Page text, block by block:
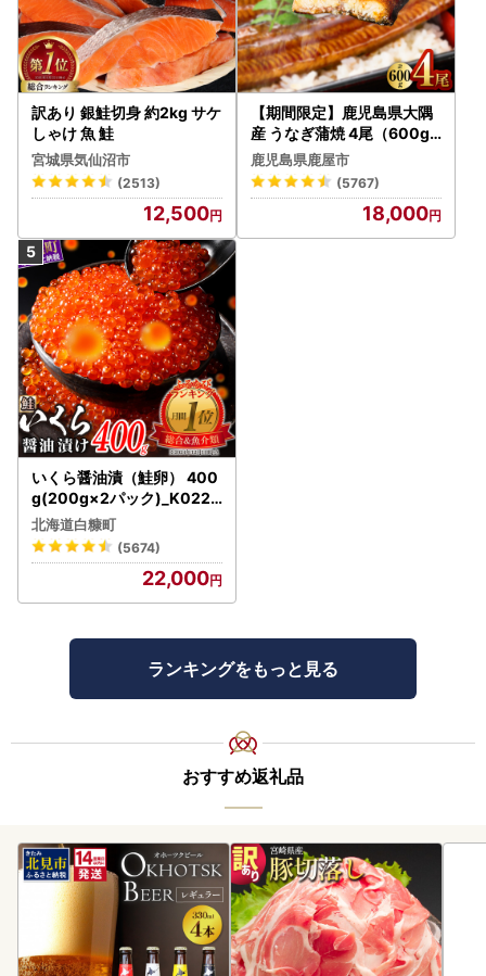
訳あり 銀鮭切身 約2kg サケ
しゃけ 魚 鮭
宮城県気仙沼市
(2513)
12,500
【期間限定】鹿児島県大隅
産 うなぎ蒲焼 4尾（600g
） KN007-004-04-cp18
うなぎ 鰻 魚 惣菜 総菜
鹿児島県鹿屋市
(5767)
18,000
いくら醤油漬（鮭卵） 400
g(200g×2パック)_K022-
1676
北海道白糠町
(5674)
22,000
ランキングをもっと見る
おすすめ返礼品